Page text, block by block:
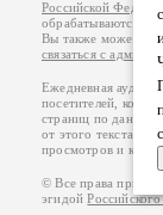
Российской
обрабатываются на
Вы также можете
связаться с
Ежедневная
посетителей,
страниц по данным
от этого текста. В
просмотров и
© Все права
эгидой